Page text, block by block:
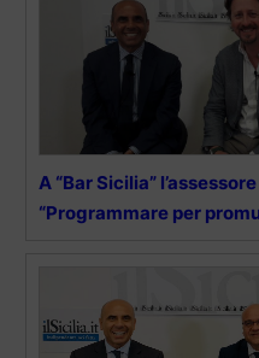
A “Bar Sicilia”
“Programmare per